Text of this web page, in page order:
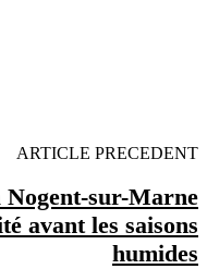
ARTICLE PRECEDENT
sur-Marne
avant les saisons
humides